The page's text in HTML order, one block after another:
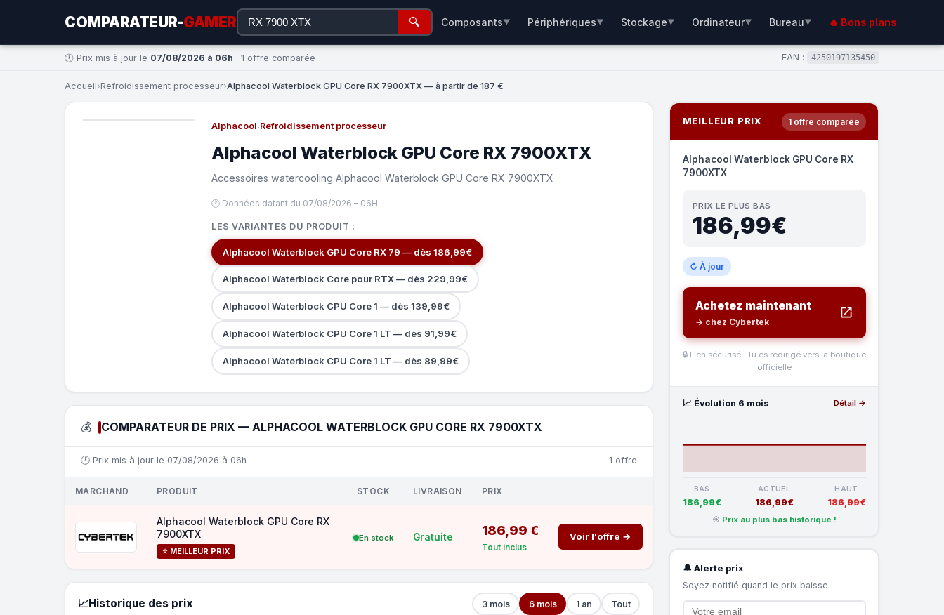
COMPARATEUR-GAMER 🔍 Composants▼ Périphériques▼ Stockage▼ Ordinateur▼ Bureau▼ 🔥 Bons plans
🕐 Prix mis à jour le 07/08/2026 à 06h · 1 offre comparée EAN : 4250197135450
Accueil›Refroidissement processeur›Alphacool Waterblock GPU Core RX 7900XTX — à partir de 187 €
Alphacool·Refroidissement processeur
Alphacool Waterblock GPU Core RX 7900XTX
Accessoires watercooling Alphacool Waterblock GPU Core RX 7900XTX
🕐 Données datant du 07/08/2026 – 06H
LES VARIANTES DU PRODUIT :
Alphacool Waterblock GPU Core RX 79 — dès 186,99€
Alphacool Waterblock Core pour RTX — dès 229,99€
Alphacool Waterblock CPU Core 1 — dès 139,99€
Alphacool Waterblock CPU Core 1 LT — dès 91,99€
Alphacool Waterblock CPU Core 1 LT — dès 89,99€
💰 COMPARATEUR DE PRIX — ALPHACOOL WATERBLOCK GPU CORE RX 7900XTX
🕐 Prix mis à jour le 07/08/2026 à 06h 1 offre
MARCHAND PRODUIT STOCK LIVRAISON PRIX
Alphacool Waterblock GPU Core RX
7900XTX
⭐ MEILLEUR PRIX
En stock Gratuite 186,99 €
Tout inclus
Voir l'offre →
📈Historique des prix 3 mois 6 mois 1 an Tout
MEILLEUR PRIX 1 offre comparée
Alphacool Waterblock GPU Core RX
7900XTX
PRIX LE PLUS BAS
186,99€
↻ À jour
Achetez maintenant
→ chez Cybertek
🔒 Lien sécurisé · Tu es redirigé vers la boutique
officielle
📈 Évolution 6 mois Détail →
BAS
186,99€
ACTUEL
186,99€
HAUT
186,99€
🎯 Prix au plus bas historique !
🔔 Alerte prix
Soyez notifié quand le prix baisse :